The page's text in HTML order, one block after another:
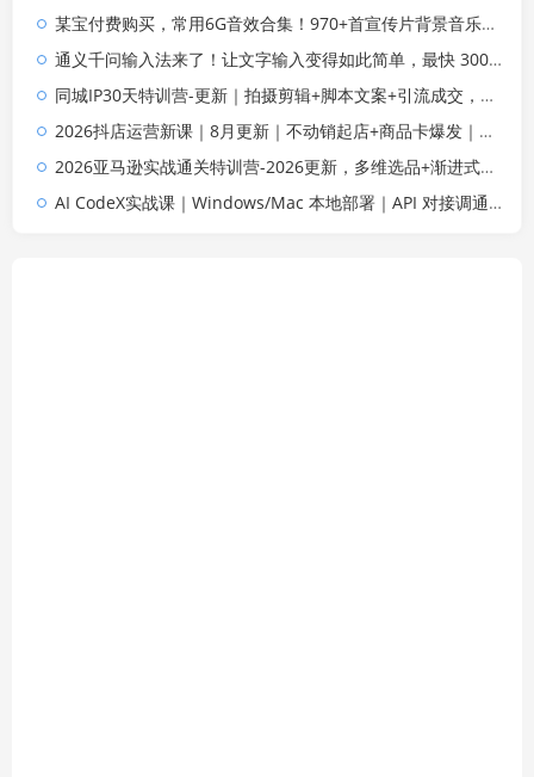
某宝付费购买，常用6G音效合集！970+首宣传片背景音乐，无版权可商用大气素材，分类清晰，高质量内容
通义千问输入法来了！让文字输入变得如此简单，最快 300 字/分，AI 自动润色，说话秒变工整文字
同城IP30天特训营-更新｜拍摄剪辑+脚本文案+引流成交，打爆本地流量提升门店业绩实操教学
2026抖店运营新课｜8月更新｜不动销起店+商品卡爆发｜达人玩法+店群批量复制｜轻松玩转抖音小店全域流量
2026亚马逊实战通关特训营-2026更新，多维选品+渐进式打法+AI应用，从0到1打造盈利店铺
AI CodeX实战课｜Windows/Mac 本地部署｜API 对接调通｜Skill 自制｜漫剧剪辑｜网站 VR 项目｜AI项目落地全教程